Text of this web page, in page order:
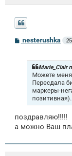
Сnesterushka
Marie_Clair
Можете
Пересдала
маркеры-
поздравляю!!!!!
а можно Ваш